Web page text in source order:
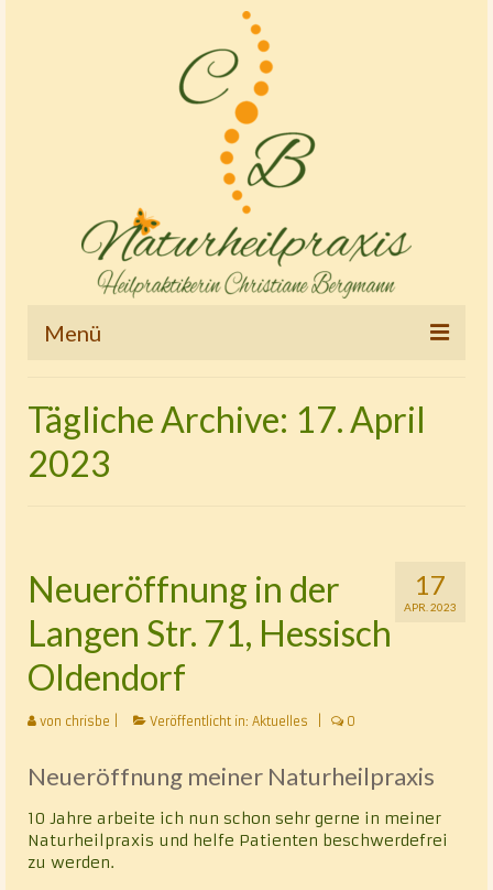
Menü
Therapien und Tätigkeitsschwerpunkte
Osteopathie – Kinderostheopathie
Cranio – Sacrale – Osteopathie
Rhythmisch-energetische Wirbelsäulen- und
Gelenkbehandlung nach Luck (REGB)
Chakrablütenessenzentherapie
Alternative Heilmethoden
Vita
Kontakt
Datenschutz
Tägliche Archive: 17. April
2023
17
APR. 2023
Neueröffnung in der
Langen Str. 71, Hessisch
Oldendorf
von chrisbe Veröffentlicht in: Aktuelles 0
Neueröffnung meiner Naturheilpraxis
10 Jahre arbeite ich nun schon sehr gerne in meiner
Naturheilpraxis und helfe Patienten beschwerdefrei
zu werden.